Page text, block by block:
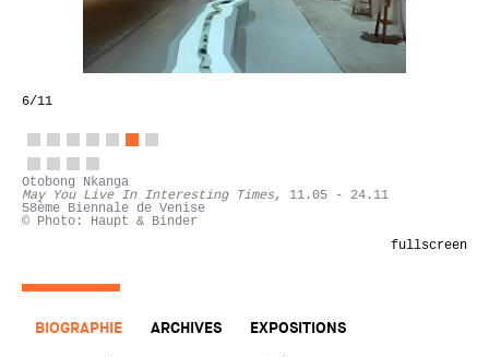
6/11
Otobong Nkanga
May You Live In Interesting Times, 11.05 - 24.11
58ème Biennale de Venise
© Photo: Haupt & Binder
fullscreen
BIOGRAPHIE ARCHIVES
EXPOSITIONS